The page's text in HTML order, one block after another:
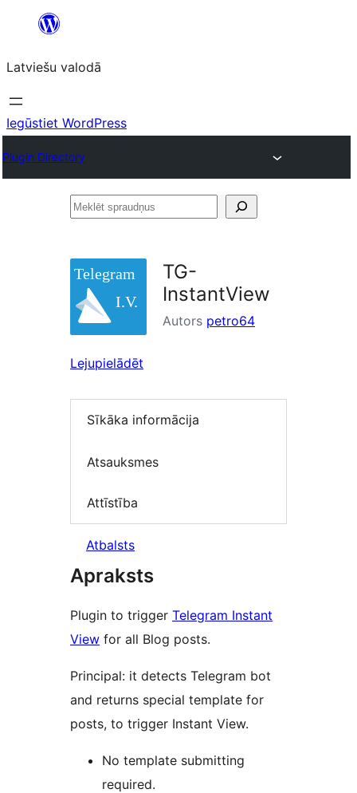
Pāriet
saturu
Latviešu valodā
Iegūstiet WordPress
Plugin Directory
Meklēt
TG-
InstantView
Autors petro64
Lejupielādēt
Sīkāka informācija
Atsauksmes
Attīstība
Atbalsts
Apraksts
Plugin to trigger Telegram Instant
View for all Blog posts.
Principal: it detects Telegram bot
and returns special template for
posts, to trigger Instant View.
No template submitting
required.